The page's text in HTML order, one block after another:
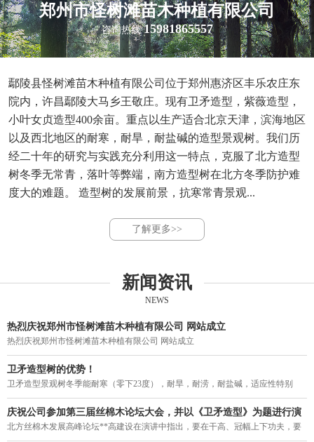
郑州市怪树滩苗木种植有限公司
咨询热线 15981865557
鄢陵县怪树滩苗木种植有限公司位于郑州惠济区丰乐农庄东
院内，许昌鄢陵大马乡王敬庄。现有卫矛造型，紫薇造型，
小叶女贞造型400余亩。重点以生产适合北京天津，滨海地区
以及西北地区的耐寒，耐旱，耐盐碱的造型景观树。我们历
经二十年的研究与实践充分利用这一特点，克服了北方造型
树冬季无常青，落叶等弊端，南方造型树在北方冬季防护难
度大的难题。 造型树的发展前景，抗寒常青景观...
了解更多>>
新闻资讯
NEWS
热烈庆祝郑州市怪树滩苗木种植有限公司 网站成立
热烈庆祝郑州市怪树滩苗木种植有限公司 网站成立
卫矛造型树的优势！
卫矛造型景观树冬季能耐寒（零下23度），耐旱，耐涝，耐盐碱，适应性特别
强。突破了四季常青造型不能过京津冀，东北，西北的局限，结束了我国寒冷地
区造型树冬季落叶的历史，填补了北方造型树一年四季无常青的空白。
庆祝公司参加第三届丝棉木论坛大会，并以《卫矛造型》为题进行演
讲。
北方丝棉木发展高峰论坛**高建设在演讲中指出，要在干高、冠幅上下功夫，要